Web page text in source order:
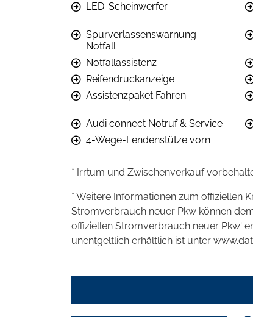
LED-Scheinwerfer
Spurverlassenswarnung
Notfall
Notfallassistenz
Reifendruckanzeige
Assistenzpaket Fahren
Audi connect Notruf & Service
4-Wege-Lendenstütze vorn
* Irrtum und Zwischenverkauf
* Weitere Informationen zum offiziellen
Stromverbrauch neuer Pkw können
offiziellen Stromverbrauch neuer Pkw'
unentgeltlich erhältlich ist unter